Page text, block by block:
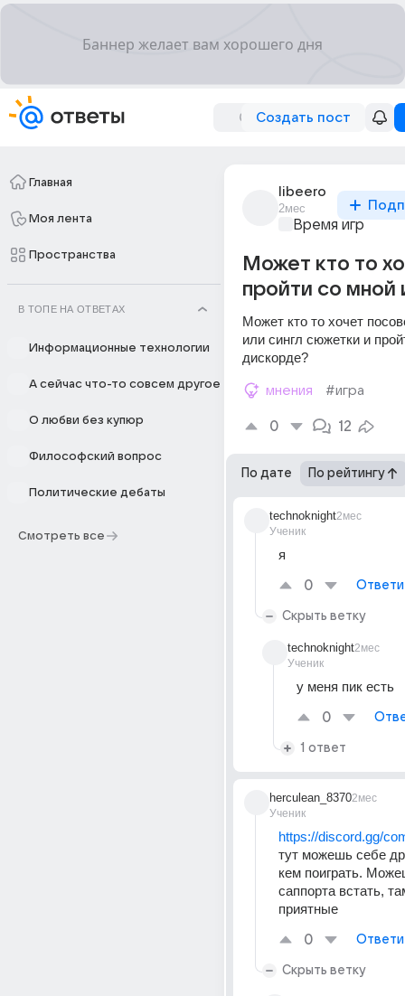
Создать пост
Главная
Моя лента
Пространства
В ТОПЕ НА ОТВЕТАХ
Информационные технологии
А сейчас что-то совсем другое
О любви без купюр
Философский вопрос
Политические дебаты
Смотреть все
libeero
2мес
Время игр
Может кто то
пройти со мной
Может кто то хочет
или сингл сюжетки и
дискорде?
мнения #игра
0 12
По дате По рейтингу
technoknight
Ученик
2мес
я
0
Скрыть ветку
technoknight
Ученик
2мес
у меня пик есть
0
1 ответ
herculean_8370
Ученик
2мес
https://discord.gg/
тут можешь себе
кем поиграть.
саппорта встать,
приятные
0
Скрыть ветку